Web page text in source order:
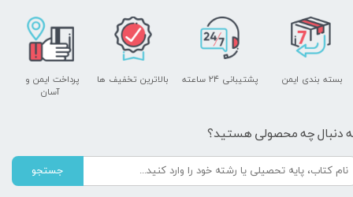
پشتیبانی ۲۴ ساعته
پرداخت ایمن و ​​​​​​​
آسان
بسته بندی ایمن بالاترین تخفیف ها
دنبال چه محصولی هستید؟
جستجو